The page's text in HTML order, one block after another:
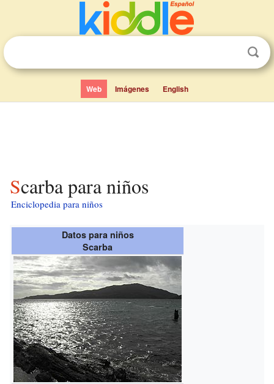
Web Imágenes English
Scarba para niños
Enciclopedia para niños
Datos para niños
Scarba